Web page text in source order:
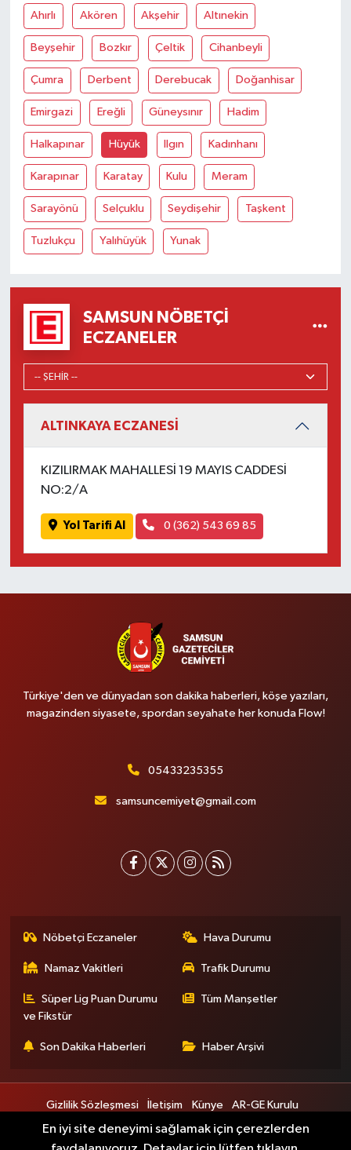
Ahırlı Akören Akşehir Altınekin
Beyşehir Bozkır Çeltik Cihanbeyli
Çumra Derbent Derebucak Doğanhisar
Emirgazi Ereğli Güneysınır Hadim
Halkapınar Hüyük Ilgın Kadınhanı
Karapınar Karatay Kulu Meram
Sarayönü Selçuklu Seydişehir Taşkent
Tuzlukçu Yalıhüyük Yunak
SAMSUN NÖBETÇI
ECZANELER
ALTINKAYA ECZANESİ
KIZILIRMAK MAHALLESİ 19 MAYIS CADDESİ
NO:2/A
Yol Tarifi Al 0 (362) 543 69 85
Türkiye'den ve dünyadan son dakika haberleri, köşe yazıları,
magazinden siyasete, spordan seyahate her konuda Flow!
05433235355
samsuncemiyet@gmail.com
Nöbetçi Eczaneler Hava Durumu
Namaz Vakitleri Trafik Durumu
Süper Lig Puan Durumu
ve Fikstür
Tüm Manşetler
Son Dakika Haberleri Haber Arşivi
Gizlilik Sözleşmesi İletişim Künye
AR-GE Kurulu
Bilim ve Teknoloji Kurulu
Engelsiz Kurulu
Gençlik Kurulu
En iyi site deneyimi sağlamak için çerezlerden